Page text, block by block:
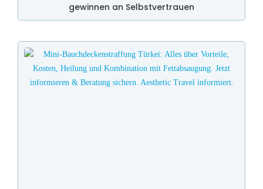
gewinnen an Selbstvertrauen